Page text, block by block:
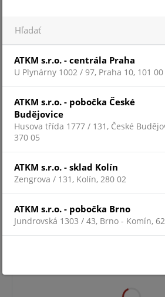
Pre zobrazenie informácií je nutné
TAG-EM/MF-
ATKM s.r.o. - centrála Praha
U Plynárny 1002 / 97, Praha 10, 101 00
ATKM s.r.o. - pobočka České
Budějovice
Husova třída 1777 / 131, České
370 05
ATKM s.r.o. - sklad Kolín
Zengrova / 131, Kolín, 280 02
ATKM s.r.o. - pobočka Brno
Jundrovská 1303 / 43, Brno - Komín,